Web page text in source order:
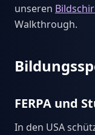
unseren
Walkthrough.
FERPA und
In den USA